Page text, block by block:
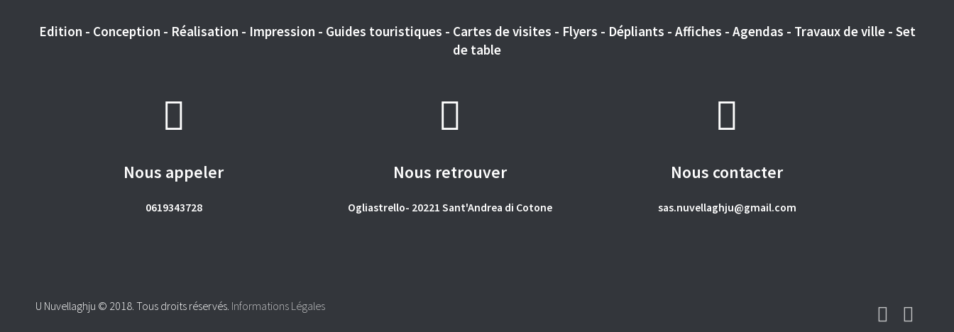
Edition - Conception - Réalisation - Impression - Guides touristiques - Cartes de visites - Flyers - Dépliants - Affiches - Agendas - Travaux de ville - Set
de table
Nous appeler
0619343728
Nous retrouver
Ogliastrello- 20221 Sant'Andrea di Cotone
Nous contacter
sas.nuvellaghju@gmail.com
U Nuvellaghju © 2018. Tous droits réservés. Informations Légales